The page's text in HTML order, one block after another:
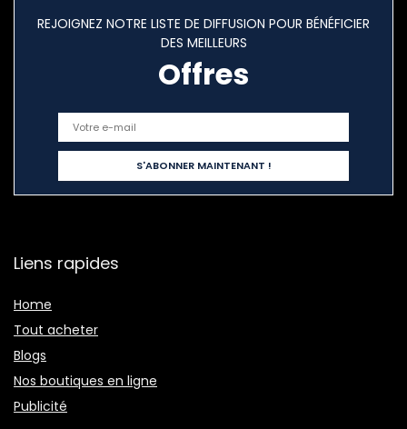
REJOIGNEZ NOTRE LISTE DE DIFFUSION POUR BÉNÉFICIER
DES MEILLEURS
Offres
Liens rapides
Home
Tout acheter
Blogs
Nos boutiques en ligne
Publicité